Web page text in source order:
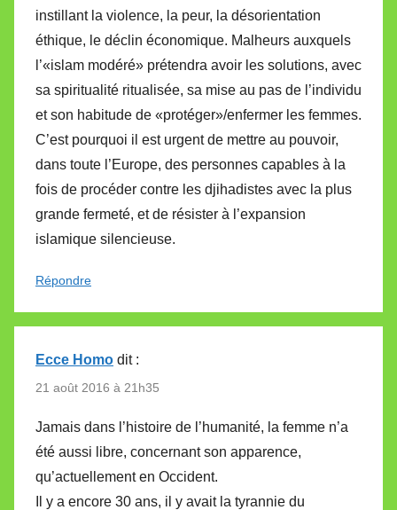
instillant la violence, la peur, la désorientation
éthique, le déclin économique. Malheurs auxquels
l’«islam modéré» prétendra avoir les solutions, avec
sa spiritualité ritualisée, sa mise au pas de l’individu
et son habitude de «protéger»/enfermer les femmes.
C’est pourquoi il est urgent de mettre au pouvoir,
dans toute l’Europe, des personnes capables à la
fois de procéder contre les djihadistes avec la plus
grande fermeté, et de résister à l’expansion
islamique silencieuse.
Répondre
Ecce Homo dit :
21 août 2016 à 21h35
Jamais dans l’histoire de l’humanité, la femme n’a
été aussi libre, concernant son apparence,
qu’actuellement en Occident.
Il y a encore 30 ans, il y avait la tyrannie du